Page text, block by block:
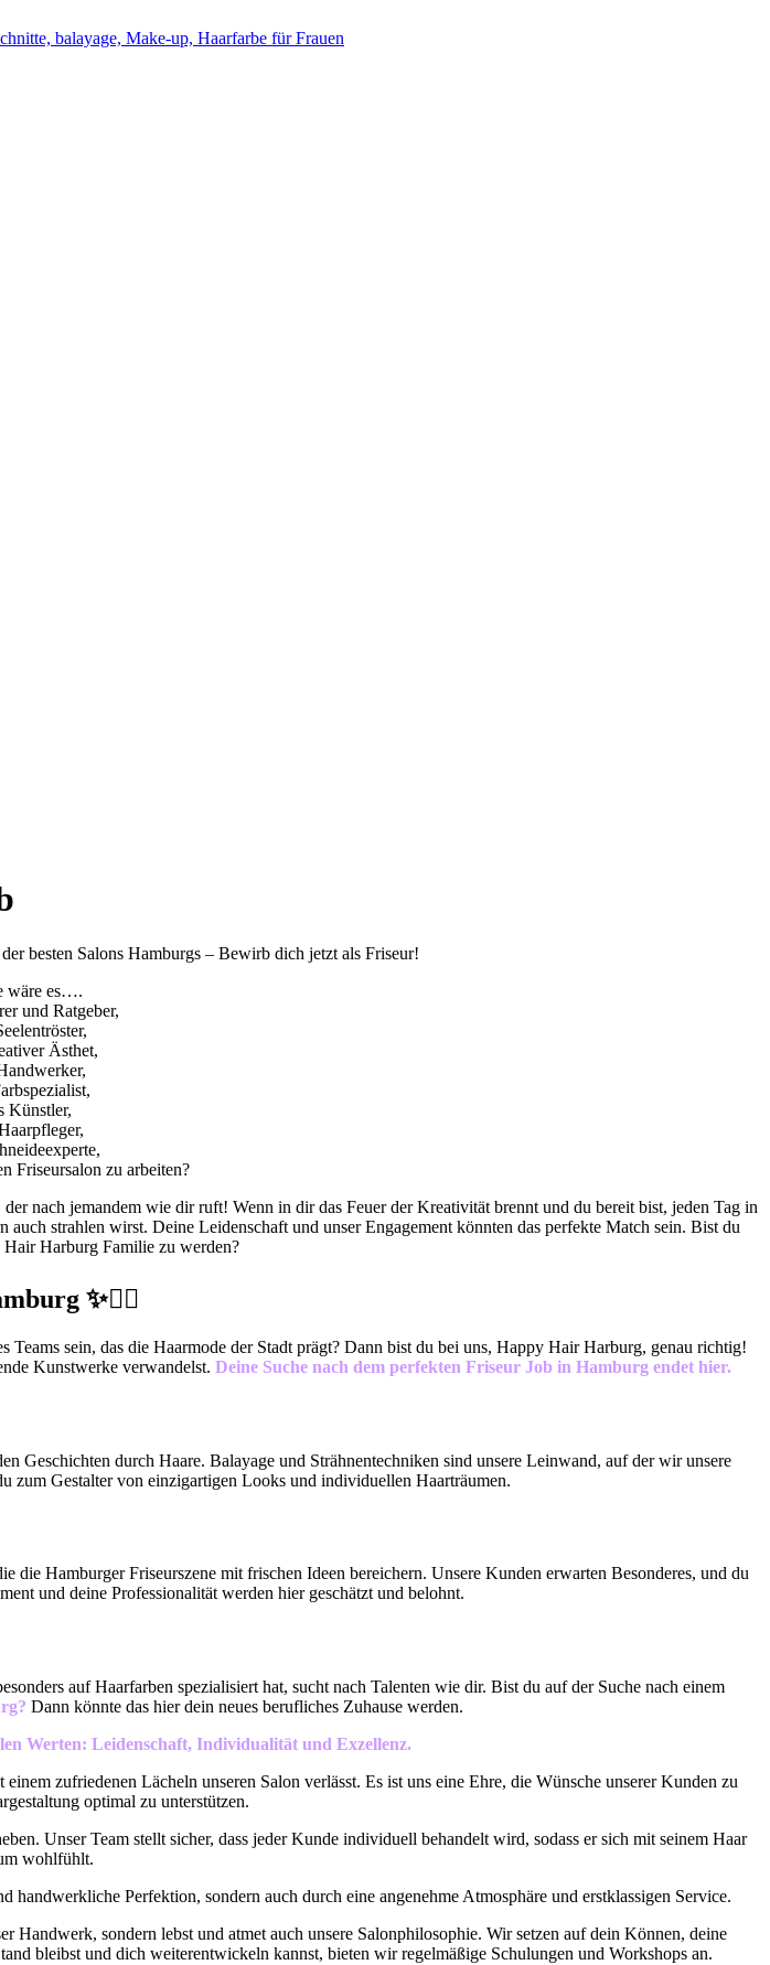
besten Salons Hamburgs – Bewirb dich jetzt als Friseur!
wäre es….
und Ratgeber,
Ästhet,
Künstler,
Friseursalon zu arbeiten?
nach jemandem wie dir ruft! Wenn in dir das Feuer der Kreativität brennt und du bereit bist, jeden Tag in
strahlen wirst. Deine Leidenschaft und unser Engagement könnten das perfekte Match sein. Bist du
Harburg Familie zu werden?
✨💇‍♀️
sein, das die Haarmode der Stadt prägt? Dann bist du bei uns, Happy Hair Harburg, genau richtig!
Kunstwerke verwandelst. Deine Suche nach dem perfekten Friseur Job in Hamburg endet hier.
Geschichten durch Haare. Balayage und Strähnentechniken sind unsere Leinwand, auf der wir unsere
zum Gestalter von einzigartigen Looks und individuellen Haarträumen.
die Hamburger Friseurszene mit frischen Ideen bereichern. Unsere Kunden erwarten Besonderes, und du
und deine Professionalität werden hier geschätzt und belohnt.
auf Haarfarben spezialisiert hat, sucht nach Talenten wie dir. Bist du auf der Suche nach einem
Dann könnte das hier dein neues berufliches Zuhause werden.
Werten: Leidenschaft, Individualität und Exzellenz.
zufriedenen Lächeln unseren Salon verlässt. Es ist uns eine Ehre, die Wünsche unserer Kunden zu
optimal zu unterstützen.
Unser Team stellt sicher, dass jeder Kunde individuell behandelt wird, sodass er sich mit seinem Haar
wohlfühlt.
Perfektion, sondern auch durch eine angenehme Atmosphäre und erstklassigen Service.
sondern lebst und atmet auch unsere Salonphilosophie. Wir setzen auf dein Können, deine
bleibst und dich weiterentwickeln kannst, bieten wir regelmäßige Schulungen und Workshops an.